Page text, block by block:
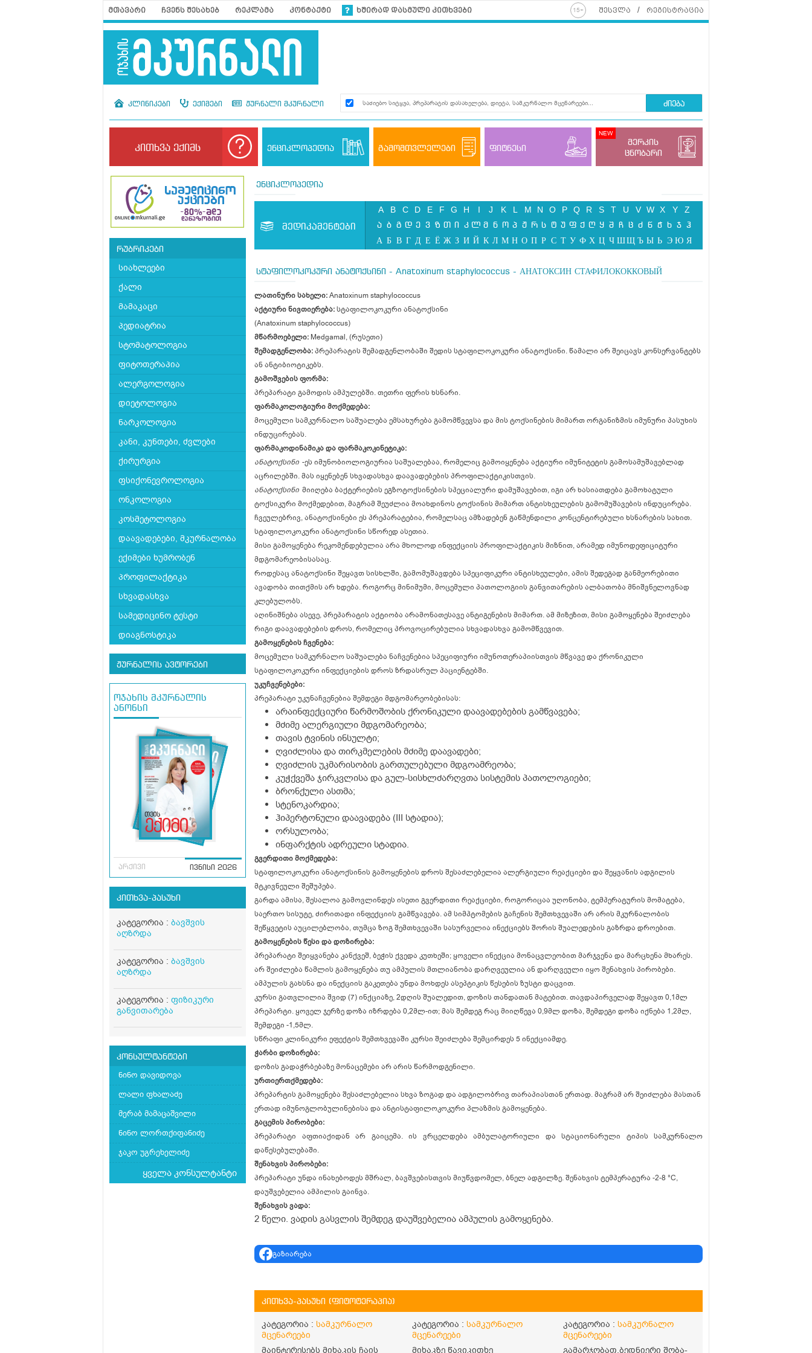
მთავარი ჩვენს შესახებ რეკლამა კონტაქტი ხშირად დასმული კითხვები შესვლა რეგისტრაცია
კლინიკები ექიმები ჟურნალი მკურნალი ძიება
კითხვა ექიმს ენციკლოპედია გამომთვლელები ფიტნესი
მერკის
ცნობარი
რუბრიკები
სიახლეები
ქალი
მამაკაცი
პედიატრია
სტომატოლოგია
ფიტოთერაპია
ალერგოლოგია
დიეტოლოგია
ნარკოლოგია
კანი, კუნთები, ძვლები
ქირურგია
ფსიქონევროლოგია
ონკოლოგია
კოსმეტოლოგია
დაავადებები, მკურნალობა
ექიმები ხუმრობენ
პროფილაქტიკა
სხვადასხვა
სამედიცინო ტესტი
დიაგნოსტიკა
ჟურნალის ავტორები
ოჯახის მკურნალის
ანონსი
არქივი ივნისი 2026
კითხვა-პასუხი
კატეგორია : ბავშვის
აღზრდა
კატეგორია : ბავშვის
აღზრდა
კატეგორია : ფიზიკური
განვითარება
კონსულტანტები
ნინო დავიდოვა
ლალი ფხალაძე
მერაბ მამაცაშვილი
ნინო ლორთქიფანიძე
ჯაკო უგრეხელიძე
ყველა კონსულტანტი
ენციკლოპედია
მედიკამენტები
A B C D E F G H I J K L M N O P Q R S T U V W X Y Z
ა ბ გ დ ე ვ ზ თ ი კ ლ მ ნ ო პ ჟ რ ს ტ უ ფ ქ ღ ყ შ ჩ ც ძ წ ჭ ხ ჯ ჰ
А Б В Г Д Е Ё Ж З И Й К Л М Н О П Р С Т У Ф Х Ц Ч ШЩ Ъ Ы Ь Э Ю Я
სტაფილოკოკური ანატოქსინი - Anatoxinum staphylococcus - АНАТОКСИН СТАФИЛОКОККОВЫЙ
ლათინური სახელი:Anatoxinum staphylococcus
აქტიური ნივთიერება:სტაფილოკოკური ანატოქსინი
(Anatoxinum staphylococcus)
მწარმოებელი: Medgamal, (რუსეთი)
შემადგენლობა:პრეპარატის შემადგენლობაში შედის სტაფილოკოკური ანატოქსინი. წამალი არ შეიცავს კონსერვანტებს
ან ანტიბიოტიკებს.
გამოშვების ფორმა:
პრეპარატი გამოდის ამპულებში. თეთრი ფერის ხსნარი.
ფარმაკოლოგიური მოქმედება:
მოცემული სამკურნალო საშუალება ემსახურება გამომწვევსა და მის ტოქსინების მიმართ ორგანიზმის იმუნური პასუხის
ინდუცირებას.
ფარმაკოდინამიკა და ფარმაკოკინეტიკა:
ანატოქსინი -ეს იმუნობიოლოგიურია საშუალებაა, რომელიც გამოიყენება აქტიური იმუნიტეტის გამოსამუშავებლად
აცრილებში. მას იყენებენ სხვადასხვა დაავადებების პროფილაქტიკისთვის.
ანატოქსინი მიიღება ბაქტერიების ეგზოტოქსინების სპეციალური დამუშავებით, იგი არ ხასიათდება გამოხატული
ტოქსიკური მოქმედებით, მაგრამ შეუძლია მოახდინოს ტოქსინის მიმართ ანტისხეულების გამომუშავების ინდუცირება.
ჩვეულებრივ, ანატოქსინები ეს პრეპარატებია, რომელსაც ამზადებენ გაწმენდილი კონცენტირებული ხსნარების სახით.
სტაფილოკოკური ანატოქსინი სწორედ ასეთია.
მისი გამოყენება რეკომენდებულია არა მხოლოდ ინფექციის პროფილაქტიკის მიზნით, არამედ იმუნოდეფიციტური
მდგომარეობისასაც.
როდესაც ანატოქსინი შეყავთ სისხლში, გამომუშავდება სპეციფიკური ანტისხეულები, ამის შედეგად განმეორებითი
ავადობა თითქმის არ ხდება. როგორც მინიმუმი, მოცემული პათოლოგიის განვითარების ალბათობა მნიშვნელოვნად
კლებულობს.
აღინიშნება ასევე, პრეპარატის აქტიობა არამონათესავე ანტიგენების მიმართ. ამ მიზეზით, მისი გამოყენება შეიძლება
რიგი დაავადებების დროს, რომელიც პროვოცირებულია სხვადასხვა გამომწვევით.
გამოყენების ჩვენება:
მოცემული სამკურნალო საშუალება ნაჩვენებია სპეციფიური იმუნოთერაპიისთვის მწვავე და ქრონიკული
სტაფილოკოკური ინფექციების დროს ზრდასრულ პაციენტებში.
უკუჩვენებები:
პრეპარატი უკუნაჩვენებია შემდეგი მდგომარეობებისას:
არაინფექციური წარმოშობის ქრონიკული დაავადებების გამწვავება;
მძიმე ალერგიული მდგომარეობა;
თავის ტვინის ინსულტი;
ღვიძლისა და თირკმელების მძიმე დაავადები;
ღვიძლის უკმარისობის გართულებული მდგოამრეობა;
კუჭქვეშა ჯირკვლისა და გულ-სისხლძარღვთა სისტემის პათოლოგიები;
ბრონქული ასთმა;
სტენოკარდია;
ჰიპერტონული დაავადება (III სტადია);
ორსულობა;
ინფარქტის ადრეული სტადია.
გვერდითი მოქმედება:
სტაფილოკოკური ანატოქსინის გამოყენების დროს შესაძლებელია ალერგიული რეაქციები და შეყვანის ადგილის
მტკივნეული შეშუპება.
გარდა ამისა, შესალოა გამოვლინდეს ისეთი გვერდითი რეაქციები, როგორიცაა უღონობა, ტემპერატურის მომატება,
საერთო სისუტე, ძირითადი ინფექციის გამწვავება. ამ სიმპტომების გაჩენის შემთხვევაში არ არის მკურნალობის
შეწყვეტის აუცილებლობა, თუმცა ზოგ შემთხვევაში სასურველია ინექციებს შორის შუალედების გაზრდა დროებით.
გამოყენების წესი და დოზირება:
პრეპარატი შეიყვანება კანქვეშ, ბეჭის ქვედა კუთხეში; ყოველი ინექცია მონაცვლეობით მარჯვენა და მარცხენა მხარეს.
არ შეიძლება წამლის გამოყენება თუ ამპულის მთლიანობა დარღვეულია ან დარღვეული იყო შენახვის პირობები.
ამპულის გახსნა და ინექციის გაკეთება უნდა მოხდეს ასეპტიკის წესების ზუსტი დაცვით.
კურსი გათვლილია შვიდ (7) ინქციაზე, 2დღის შუალედით, დოზის თანდათან მატებით. თავდაპირველად შეყავთ 0,1მლ
პრეპარტი. ყოველ ჯერზე დოზა იზრდება 0,2მლ-ით; მას შემდეგ რაც მიიღწევა 0,9მლ დოზა, შემდეგი დოზა იქნება 1,2მლ,
შემდეგი -1,5მლ.
სწრაფი კლინიკური ეფექტის შემთხვევაში კურსი შეიძლება შემცირდეს 5 ინექციამდე.
ჭარბი დოზირება:
დოზის გადაჭრბებაზე მონაცემები არ არის წარმოდგენილი.
ურთიერთქმედება:
პრეპარტის გამოყენება შესაძლებელია სხვა ზოგად და ადგილობრივ თარაპიასთან ერთად. მაგრამ არ შეიძლება მასთან
ერთად იმუნოგლობულინებისა და ანტისტაფილოკოკური პლაზმის გამოყენება.
გაცემის პირობები:
პრეპარატი აფთიაქიდან არ გაიცემა. ის ვრცელდება ამბულატორიული და სტაციონარული ტიპის სამკურნალო
დაწესებულებაში.
შენახვის პირობები:
პრეპარატი უნდა ინახებოდეს მშრალ, ბავშვებისთვის მიუწვდომელ, ბნელ ადგილზე. შენახვის ტემპერატურა -2-8 °С,
დაუშვებელია ამპილის გაინვა.
შენახვის ვადა:
2 წელი. ვადის გასვლის შემდეგ დაუშვებელია ამპულის გამოყენება.
გაზიარება
კითხვა-პასუხი (ფიტოტერაპია)
კატეგორია : სამკურნალო
მცენარეები
მაინტერესებს მიხაკის ჩაის
კატეგორია :სამკურნალო
მცენარეები
მიხაკზე წავიკითხე
კატეგორია : სამკურნალო
მცენარეები
გამარჯობათ.ბედნიერი შობა-